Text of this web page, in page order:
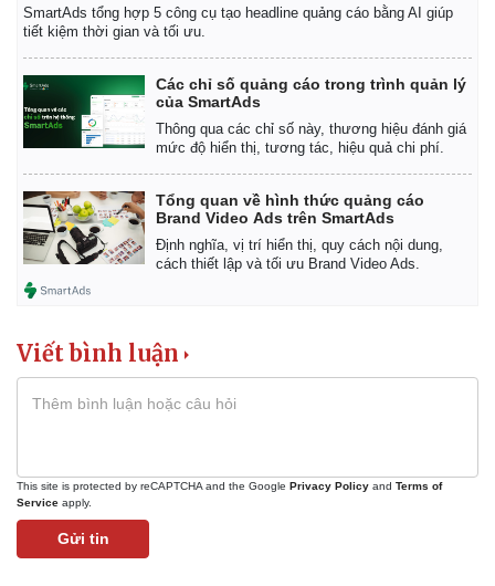
Thế giới
Cuộc sống đó đây
Hồ sơ
Multimedia
Video
Ảnh
E-Magazine
Infographic
SmartAds tổng hợp 5 công cụ tạo headline quảng cáo bằng AI giúp
tiết kiệm thời gian và tối ưu.
Các chỉ số quảng cáo trong trình quản lý
của SmartAds
Thông qua các chỉ số này, thương hiệu đánh giá
mức độ hiển thị, tương tác, hiệu quả chi phí.
Tổng quan về hình thức quảng cáo
Brand Video Ads trên SmartAds
Định nghĩa, vị trí hiển thị, quy cách nội dung,
cách thiết lập và tối ưu Brand Video Ads.
Viết bình luận
This site is protected by reCAPTCHA and the Google Privacy Policy and Terms of
Service apply.
Gửi tin